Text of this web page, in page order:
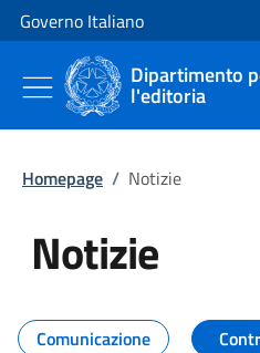
Vai al contenuto
Vai alla navigazione del sito
Governo Italiano
Dipartimento
l'editoria
Homepage / Notizie
Notizie
Tutti i contenuti
Comunicazione